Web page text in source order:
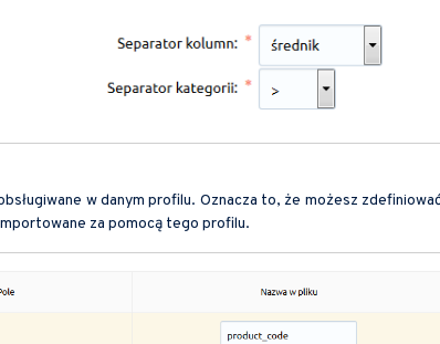
w danym profilu. Oznacza to, że możesz
za pomocą tego profilu.